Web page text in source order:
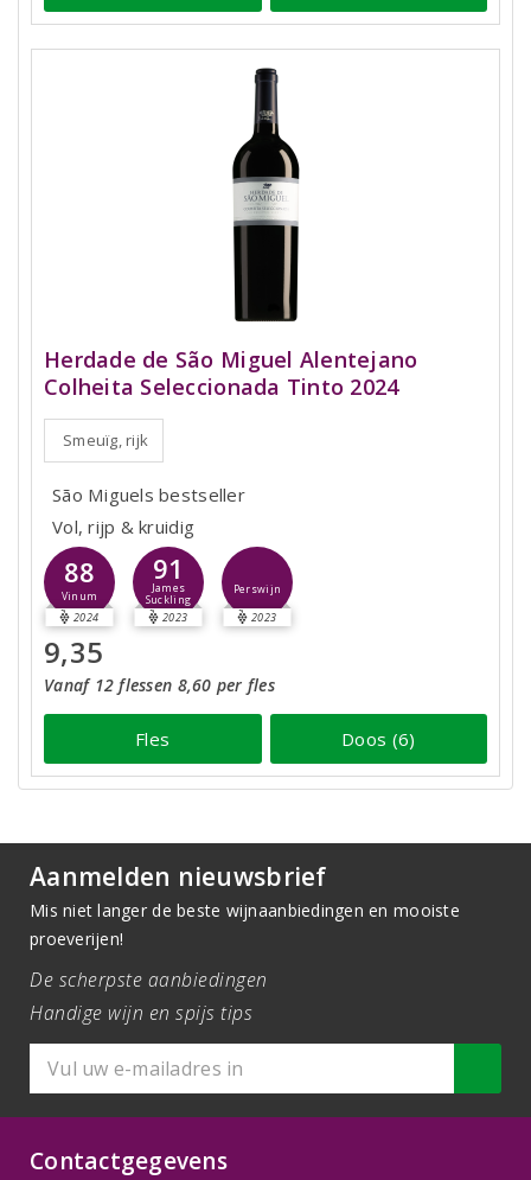
Herdade de São Miguel Alentejano
Colheita Seleccionada Tinto 2024
Smeuïg, rijk
São Miguels bestseller
Vol, rijp & kruidig
88
Vinum
2024
91
James
Suckling
2023
Perswijn
2023
9,35
Vanaf 12 flessen 8,60 per fles
Fles Doos (6)
Aanmelden nieuwsbrief
Mis niet langer de beste wijnaanbiedingen en mooiste
proeverijen!
De scherpste aanbiedingen
Handige wijn en spijs tips
Contactgegevens